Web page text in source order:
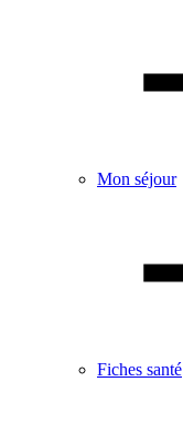
Mon séjour
Fiches santé